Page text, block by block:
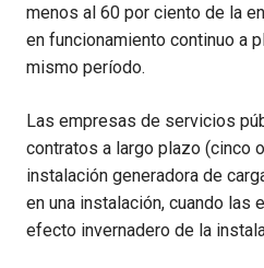
menos al 60 por ciento de la
en funcionamiento continuo a
mismo período.
Las empresas de servicios
contratos a largo plazo (cinco
instalación generadora de
en una instalación, cuando
efecto invernadero de la